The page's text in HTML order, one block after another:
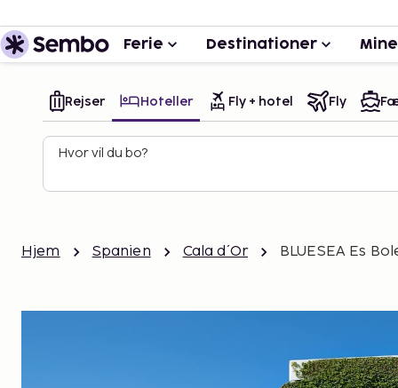
Ferie Destinationer
Rejser Hoteller Fly + hotel Fly
Hvor vil du bo?
Hjem Spanien Cala d´Or BLUESEA Es